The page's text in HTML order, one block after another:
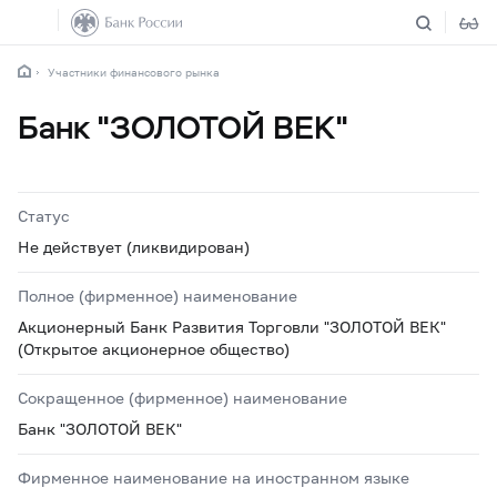
Участники финансового рынка
Банк "ЗОЛОТОЙ ВЕК"
Статус
Не действует (ликвидирован)
Полное (фирменное) наименование
Акционерный Банк Развития Торговли "ЗОЛОТОЙ ВЕК"
(Открытое акционерное общество)
Сокращенное (фирменное) наименование
Банк "ЗОЛОТОЙ ВЕК"
Фирменное наименование на иностранном языке